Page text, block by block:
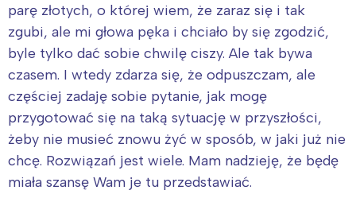
parę złotych, o której wiem, że zaraz się i tak
zgubi, ale mi głowa pęka i chciało by się zgodzić,
byle tylko dać sobie chwilę ciszy. Ale tak bywa
czasem. I wtedy zdarza się, że odpuszczam, ale
częściej zadaję sobie pytanie, jak mogę
przygotować się na taką sytuację w przyszłości,
żeby nie musieć znowu żyć w sposób, w jaki już nie
chcę. Rozwiązań jest wiele. Mam nadzieję, że będę
miała szansę Wam je tu przedstawiać.